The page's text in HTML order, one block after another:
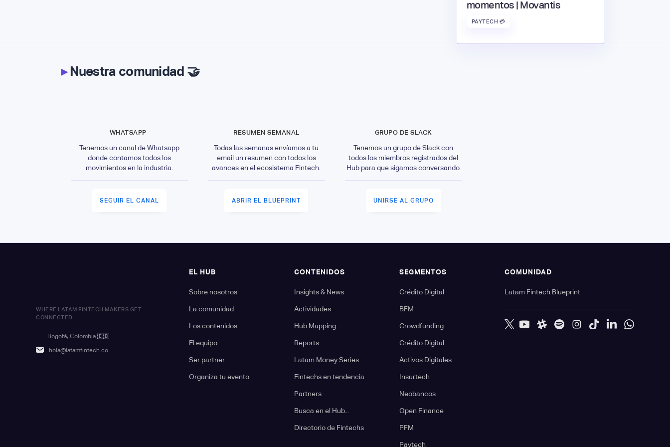
momentos | Movantis
PAYTECH 💳
▸Nuestra comunidad 🤝
WHATSAPP
Tenemos un canal de Whatsapp
donde contamos todos los
movimientos en la industria.
SEGUIR EL CANAL
RESUMEN SEMANAL
Todas las semanas envíamos a tu
email un resumen con todos los
avances en el ecosistema Fintech.
ABRIR EL BLUEPRINT
GRUPO DE SLACK
Tenemos un grupo de Slack con
todos los miembros registrados del
Hub para que sigamos conversando.
UNIRSE AL GRUPO
WHERE LATAM FINTECH MAKERS GET
CONNECTED.
Bogotá, Colombia 🇨🇴
hola@latamfintech.co
EL HUB
Sobre nosotros
La comunidad
Los contenidos
El equipo
Ser partner
Organiza tu evento
CONTENIDOS
Insights & News
Actividades
Hub Mapping
Reports
Latam Money Series
Fintechs en tendencia
Partners
Busca en el Hub...
Directorio de Fintechs
SEGMENTOS
Crédito Digital
BFM
Crowdfunding
Crédito Digital
Activos Digitales
Insurtech
Neobancos
Open Finance
PFM
Paytech
COMUNIDAD
Latam Fintech Blueprint